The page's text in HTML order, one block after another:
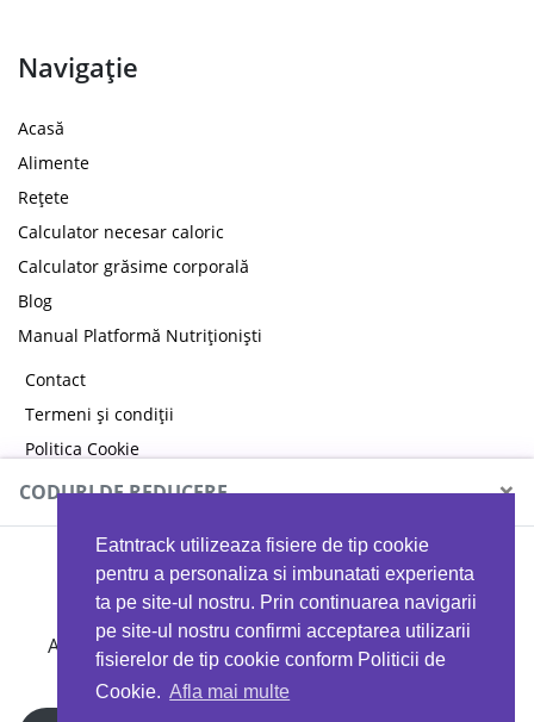
Eatntrack utilizeaza fisiere de tip cookie
pentru a personaliza si imbunatati experienta
ta pe site-ul nostru. Prin continuarea navigarii
pe site-ul nostru confirmi acceptarea utilizarii
fisierelor de tip cookie conform Politicii de
Cookie. Afla mai multe
Navigație
Acasă
Alimente
Rețete
Calculator necesar caloric
Calculator grăsime corporală
Blog
Manual Platformă Nutriționiști
Contact
Termeni și condiții
Politica Cookie
Politica de confidențialitate
CODURI DE REDUCERE ×
MYPROTEIN
Ai 40%reducere la orice comandă folosind codul
EATTRACK